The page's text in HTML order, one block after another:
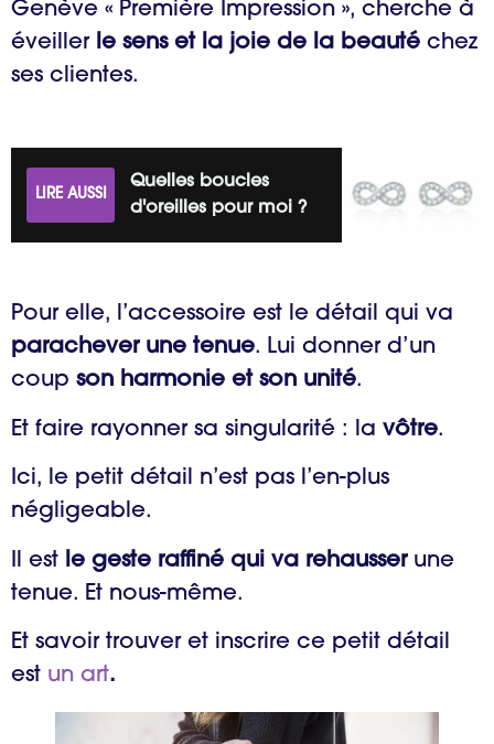
Genève « Première Impression », cherche à
éveiller le sens et la joie de la beauté chez
ses clientes.
LIRE AUSSI
Quelles boucles
d'oreilles pour moi ?
Pour elle, l’accessoire est le détail qui va
parachever une tenue. Lui donner d’un
coup son harmonie et son unité.
Et faire rayonner sa singularité : la vôtre.
Ici, le petit détail n’est pas l’en-plus
négligeable.
Il est le geste raffiné qui va rehausserune
tenue. Et nous-même.
Et savoir trouver et inscrire ce petit détail
est un art.